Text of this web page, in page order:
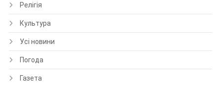
Релігія
Культура
Усі новини
Погода
Газета